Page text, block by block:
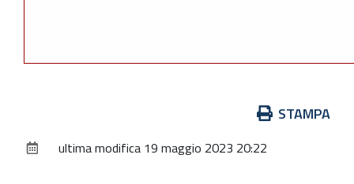
documento
STAMPA
ultima modifica 19 maggio 2023 20:22